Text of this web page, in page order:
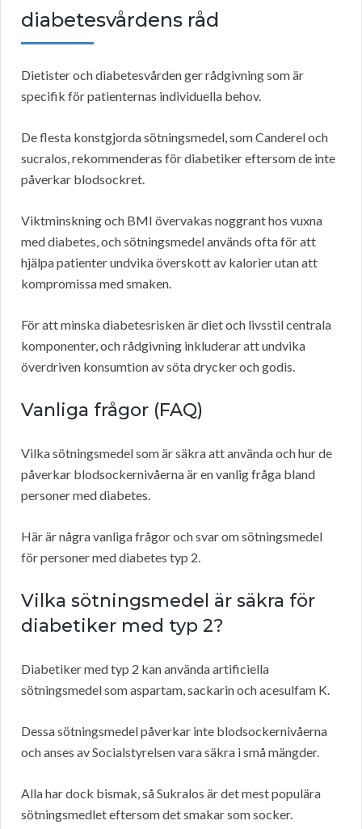
diabetesvårdens råd
Dietister och diabetesvården ger rådgivning som är
specifik för patienternas individuella behov.
De flesta konstgjorda sötningsmedel, som Canderel och
sucralos, rekommenderas för diabetiker eftersom de inte
påverkar blodsockret.
Viktminskning och BMI övervakas noggrant hos vuxna
med diabetes, och sötningsmedel används ofta för att
hjälpa patienter undvika överskott av kalorier utan att
kompromissa med smaken.
För att minska diabetesrisken är diet och livsstil centrala
komponenter, och rådgivning inkluderar att undvika
överdriven konsumtion av söta drycker och godis.
Vanliga frågor (FAQ)
Vilka sötningsmedel som är säkra att använda och hur de
påverkar blodsockernivåerna är en vanlig fråga bland
personer med diabetes.
Här är några vanliga frågor och svar om sötningsmedel
för personer med diabetes typ 2.
Vilka sötningsmedel är säkra för
diabetiker med typ 2?
Diabetiker med typ 2 kan använda artificiella
sötningsmedel som aspartam, sackarin och acesulfam K.
Dessa sötningsmedel påverkar inte blodsockernivåerna
och anses av Socialstyrelsen vara säkra i små mängder.
Alla har dock bismak, så Sukralos är det mest populära
sötningsmedlet eftersom det smakar som socker.